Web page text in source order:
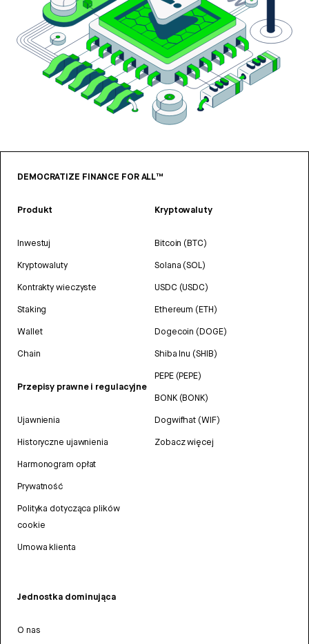
DEMOCRATIZE FINANCE FOR ALL™
Produkt
Inwestuj
Kryptowaluty
Kontrakty wieczyste
Staking
Wallet
Chain
Przepisy prawne i regulacyjne
Ujawnienia
Historyczne ujawnienia
Harmonogram opłat
Prywatność
Polityka dotycząca plików
cookie
Umowa klienta
Kryptowaluty
Bitcoin (BTC)
Solana (SOL)
USDC (USDC)
Ethereum (ETH)
Dogecoin (DOGE)
Shiba Inu (SHIB)
PEPE (PEPE)
BONK (BONK)
Dogwifhat (WIF)
Zobacz więcej
Jednostka dominująca
O nas